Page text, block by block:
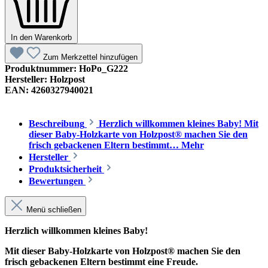
In den Warenkorb
Zum Merkzettel hinzufügen
Produktnummer: HoPo_G222
Hersteller: Holzpost
EAN: 4260327940021
Beschreibung
Herzlich willkommen kleines Baby! Mit
dieser Baby-Holzkarte von Holzpost® machen Sie den
frisch gebackenen Eltern bestimmt… Mehr
Hersteller
Produktsicherheit
Bewertungen
Menü schließen
Herzlich willkommen kleines Baby!
Mit dieser Baby-Holzkarte von Holzpost® machen Sie den
frisch gebackenen Eltern bestimmt eine Freude.